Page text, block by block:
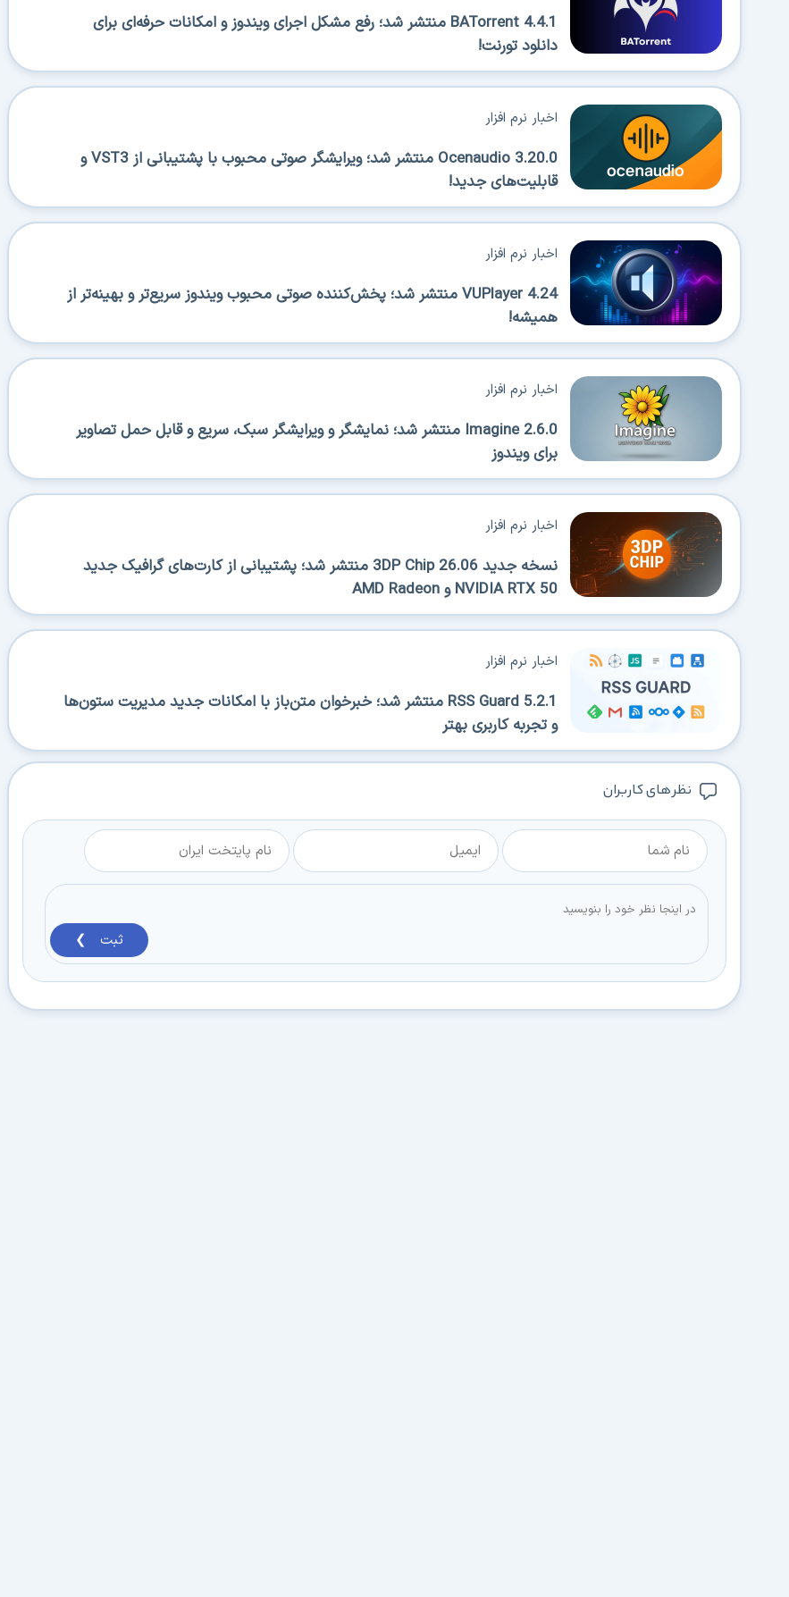
BATorrent 4.4.1 منتشر شد؛ رفع مشکل اجرای ویندوز و امکانات حرفه‌ای برای
دانلود تورنت!
Ocenaudio 3.20.0 منتشر شد؛ ویرایشگر صوتی محبوب با پشتیبانی از VST3 و
قابلیت‌های جدید!
اخبار نرم افزار
VUPlayer 4.24 منتشر شد؛ پخش‌کننده صوتی محبوب ویندوز سریع‌تر و بهینه‌تر از
همیشه!
اخبار نرم افزار
Imagine 2.6.0 منتشر شد؛ نمایشگر و ویرایشگر سبک، سریع و قابل حمل تصاویر
برای ویندوز
اخبار نرم افزار
نسخه جدید 3DP Chip 26.06 منتشر شد؛ پشتیبانی از کارت‌های گرافیک جدید
NVIDIA RTX 50 و AMD Radeon
اخبار نرم افزار
RSS Guard 5.2.1 منتشر شد؛ خبرخوان متن‌باز با امکانات جدید مدیریت ستون‌ها
و تجربه کاربری بهتر
اخبار نرم افزار
نظر های کاربران
ثبت ❯